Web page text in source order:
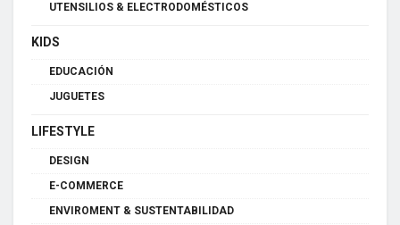
UTENSILIOS & ELECTRODOMÉSTICOS
KIDS
EDUCACIÓN
JUGUETES
LIFESTYLE
DESIGN
E-COMMERCE
ENVIROMENT & SUSTENTABILIDAD